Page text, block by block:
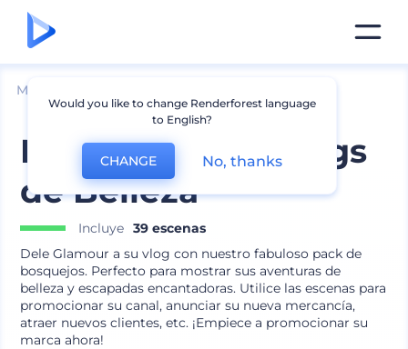
Mockups
Mockups para Vlogs
de Belleza
Incluye 39 escenas
Dele Glamour a su vlog con nuestro fabuloso pack de
bosquejos. Perfecto para mostrar sus aventuras de
belleza y escapadas encantadoras. Utilice las escenas para
promocionar su canal, anunciar su nueva mercancía,
atraer nuevos clientes, etc. ¡Empiece a promocionar su
marca ahora!
Would you like to change Renderforest language
to English?
CHANGE No, thanks